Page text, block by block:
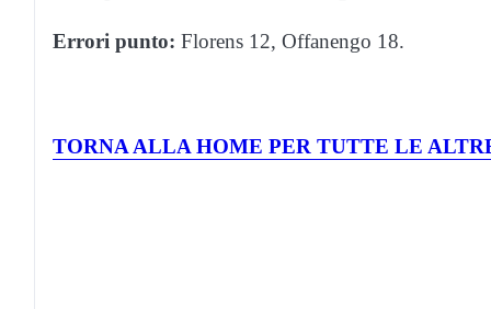
Errori punto: Florens 12, Offanengo 18.
TORNA ALLA HOME PER TUTTE LE